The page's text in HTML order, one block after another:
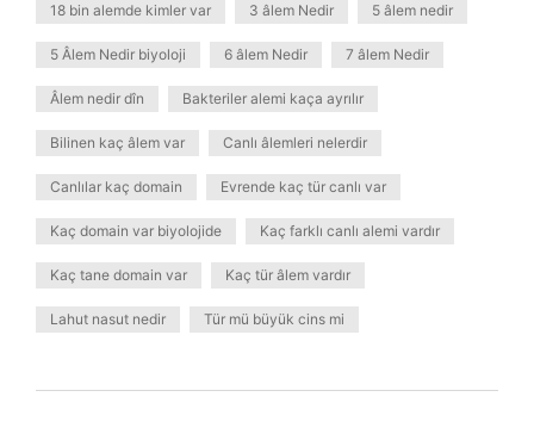
18 bin alemde kimler var 3 âlem Nedir 5 âlem nedir
5 Âlem Nedir biyoloji 6 âlem Nedir 7 âlem Nedir
Âlem nedir dîn Bakteriler alemi kaça ayrılır
Bilinen kaç âlem var Canlı âlemleri nelerdir
Canlılar kaç domain Evrende kaç tür canlı var
Kaç domain var biyolojide Kaç farklı canlı alemi vardır
Kaç tane domain var Kaç tür âlem vardır
Lahut nasut nedir Tür mü büyük cins mi